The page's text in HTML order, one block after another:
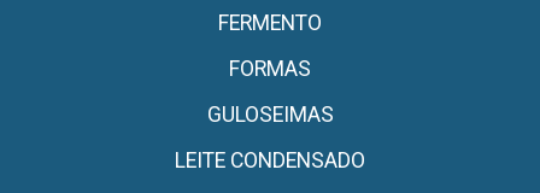
FERMENTO
FORMAS
GULOSEIMAS
LEITE CONDENSADO